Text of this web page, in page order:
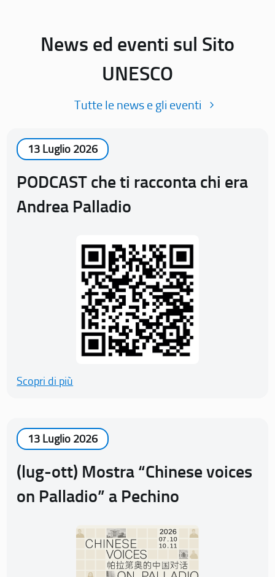
News ed eventi sul Sito
UNESCO
Tutte le news e gli eventi
13 Luglio 2026
PODCAST che ti racconta chi era
Andrea Palladio
Scopri di più
13 Luglio 2026
(lug-ott) Mostra “Chinese voices
on Palladio” a Pechino